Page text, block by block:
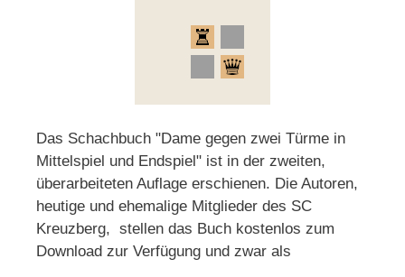
Das Schachbuch "Dame gegen zwei Türme in
Mittelspiel und Endspiel" ist in der zweiten,
überarbeiteten Auflage erschienen. Die Autoren,
heutige und ehemalige Mitglieder des SC
Kreuzberg, stellen das Buch kostenlos zum
Download zur Verfügung und zwar als